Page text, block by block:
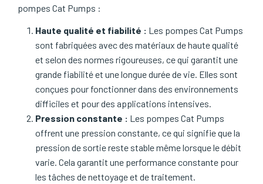
pompes Cat Pumps :
Haute qualité et fiabilité : Les pompes Cat Pumps
sont fabriquées avec des matériaux de haute qualité
et selon des normes rigoureuses, ce qui garantit une
grande fiabilité et une longue durée de vie. Elles sont
conçues pour fonctionner dans des environnements
difficiles et pour des applications intensives.
Pression constante : Les pompes Cat Pumps
offrent une pression constante, ce qui signifie que la
pression de sortie reste stable même lorsque le débit
varie. Cela garantit une performance constante pour
les tâches de nettoyage et de traitement.